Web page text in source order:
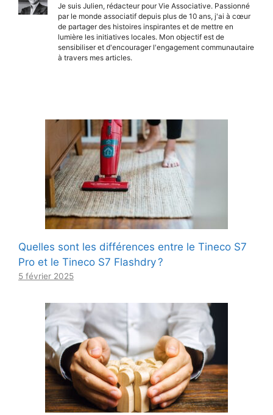
Je suis Julien, rédacteur pour Vie Associative. Passionné
par le monde associatif depuis plus de 10 ans, j'ai à cœur
de partager des histoires inspirantes et de mettre en
lumière les initiatives locales. Mon objectif est de
sensibiliser et d'encourager l'engagement communautaire
à travers mes articles.
Quelles sont les différences entre le Tineco S7
Pro et le Tineco S7 Flashdry ?
5 février 2025